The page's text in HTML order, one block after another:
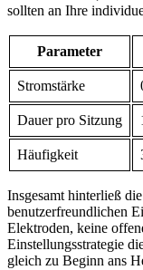
sollten an Ihre
Parameter
Stromstärke
Dauer⁢ pro⁤ Sitzung
Häufigkeit
Insgesamt ⁣hinterließ
benutzerfreundlichen
Elektroden, keine
⁤Einstellungsstrategie
gleich zu Beginn ans